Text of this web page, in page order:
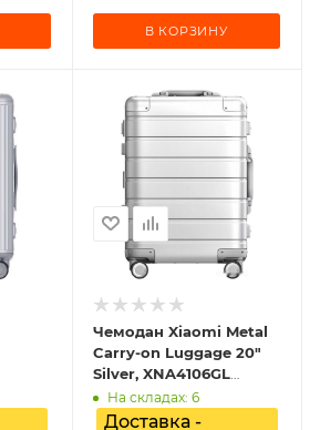
В КОРЗИНУ
Чемодан Xiaomi Metal
Carry-on Luggage 20"
Silver, XNA4106GL
XMJDX01RM
На складах: 6
Доставка -